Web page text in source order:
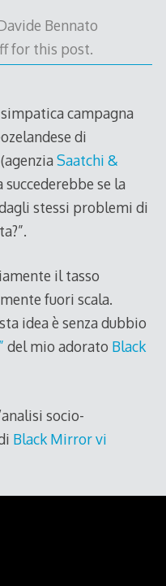
Bennato
for this post.
campagna
di
(agenziaSaatchi &
succederebbe se la
stessi problemi di
il tasso
fuori scala.
idea è senza dubbio
del mio adorato Black
socio-
Black Mirror vi